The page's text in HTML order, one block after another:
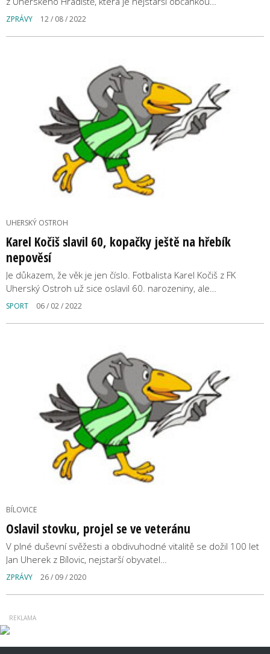
ZPRÁVY 12 / 08 / 2022
UHERSKÝ OSTROH
Karel Kočiš slavil 60, kopačky ještě na hřebík
nepověsí
Je důkazem, že věk je jen číslo. Fotbalista Karel Kočiš z FK
Uherský Ostroh už sice oslavil 60. narozeniny, ale…
SPORT 06 / 02 / 2022
BÍLOVICE
Oslavil stovku, projel se ve veteránu
V plné duševní svěžesti a obdivuhodné vitalitě se dožil 100 let
Jan Uherek z Bílovic, nejstarší obyvatel…
ZPRÁVY 26 / 09 / 2020